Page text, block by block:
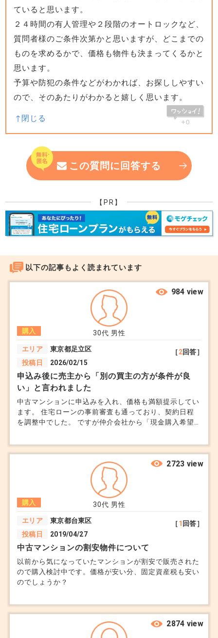
ていると思います。
２４時間の有人管理や２段階のオートロックなど、
質問者様のご条件次第かと思いますが、どこまでの
ものを求めるかで、価格も物件も決まってくるかと
思います。
予算や防犯の条件などがわかれば、お探ししやすい
ので、そのあたりがわかると嬉しく思います。
+0
この質問に回答する
【PR】
以下の記事もよく読まれています
30代 男性
購入
エリア
東京都足立区
投稿日
2026/02/15
［2回答］
984 view
申込み後に売主から「別の買主の方が条件が良
い」と言われました
中古マンションに申込みを入れ、価格も満額提示してい
ます。 住宅ローンの事前審査も通っており、契約日程
を調整中でした。 ですが仲介会社から「現金購入希望
向きだったため、この状況に納得できません。 満額提
示でも、現金の方が優先されるのでしょうか？申込みの
先着順ではないのですか？
30代 男性
購入
エリア
東京都台東区
投稿日
2019/04/27
［1 回答］
2723 view
中古マンションの割安物件について
以前から気になっていたマンションが割安で販売された
ので購入検討中です。価格が安い分、固定資産税も安い
のでしょうか？
2874 view